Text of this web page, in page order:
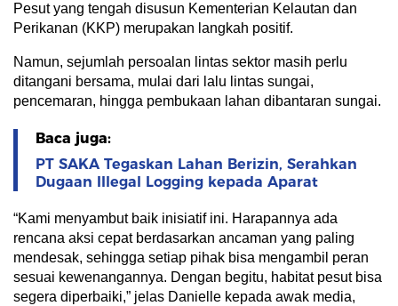
Pesut yang tengah disusun Kementerian Kelautan dan
Perikanan (KKP) merupakan langkah positif.
Namun, sejumlah persoalan lintas sektor masih perlu
ditangani bersama, mulai dari lalu lintas sungai,
pencemaran, hingga pembukaan lahan dibantaran sungai.
Baca juga:
PT SAKA Tegaskan Lahan Berizin, Serahkan
Dugaan Illegal Logging kepada Aparat
“Kami menyambut baik inisiatif ini. Harapannya ada
rencana aksi cepat berdasarkan ancaman yang paling
mendesak, sehingga setiap pihak bisa mengambil peran
sesuai kewenangannya. Dengan begitu, habitat pesut bisa
segera diperbaiki,” jelas Danielle kepada awak media,